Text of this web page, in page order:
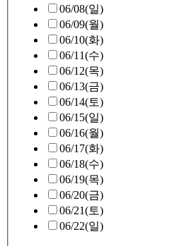
06/08(일)
06/09(월)
06/10(화)
06/11(수)
06/12(목)
06/13(금)
06/14(토)
06/15(일)
06/16(월)
06/17(화)
06/18(수)
06/19(목)
06/20(금)
06/21(토)
06/22(일)